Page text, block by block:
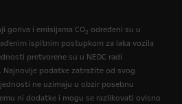
goriva i emisijama CO2 određeni su u
ispitnim postupkom za laka vozila
pretvorene su u NEDC radi
podatke zatražite od svog
ne uzimaju u obzir posebnu
ni dodatke i mogu se razlikovati ovisno